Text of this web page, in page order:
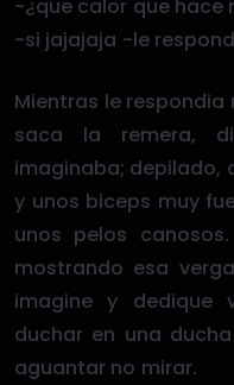
-¿que calor que hace
-si jajajaja -le
Mientras le
saca la remera,
imaginaba; depilado,
y unos biceps muy
unos pelos
mostrando esa
imagine y dedique
duchar en una
aguantar no mirar.